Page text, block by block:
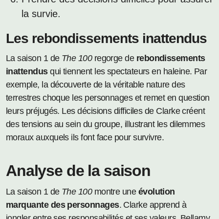
la survie.
Les rebondissements inattendus
La saison 1 de The 100regorge de rebondissements
inattendusqui tiennent les spectateurs en haleine. Par
exemple, la découverte de la véritable nature des
terrestres choque les personnages et remet en question
leurs préjugés. Les décisions difficiles de Clarke créent
des tensions au sein du groupe, illustrant les dilemmes
moraux auxquels ils font face pour survivre.
Analyse de la saison
La saison 1 de The 100montre une évolution
marquante des personnages. Clarke apprend à